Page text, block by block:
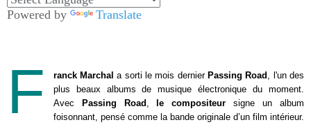
Powered by Translate
F ranck Marchal a sorti le mois dernier Passing Road , l'un des
plus beaux albums de musique électronique du moment.
Avec
Passing Road , le compositeursigne un album
foisonnant, pensé comme la bande originale d’un film intérieur.